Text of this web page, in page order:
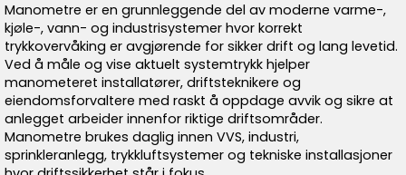
Manometre er en grunnleggende del av moderne varme-,
kjøle-, vann- og industrisystemer hvor korrekt
trykkovervåking er avgjørende for sikker drift og lang levetid.
Ved å måle og vise aktuelt systemtrykk hjelper
manometeret installatører, driftsteknikere og
eiendomsforvaltere med raskt å oppdage avvik og sikre at
anlegget arbeider innenfor riktige driftsområder.
Manometre brukes daglig innen VVS, industri,
sprinkleranlegg, trykkluftsystemer og tekniske installasjoner